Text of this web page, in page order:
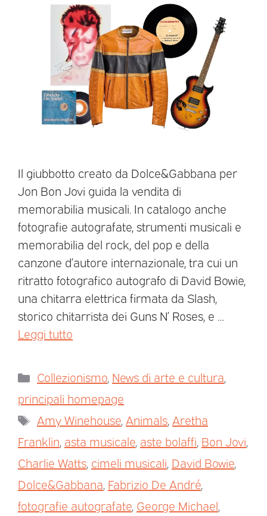
Il giubbotto creato da Dolce&Gabbana per
Jon Bon Jovi guida la vendita di
memorabilia musicali. In catalogo anche
fotografie autografate, strumenti musicali e
memorabilia del rock, del pop e della
canzone d’autore internazionale, tra cui un
ritratto fotografico autografo di David Bowie,
una chitarra elettrica firmata da Slash,
storico chitarrista dei Guns N’ Roses, e …
Leggi tutto
Collezionismo, News di arte e cultura,
principali homepage
Amy Winehouse, Animals, Aretha
Franklin, asta musicale, aste bolaffi, Bon Jovi,
Charlie Watts, cimeli musicali, David Bowie,
Dolce&Gabbana, Fabrizio De André,
fotografie autografate, George Michael,